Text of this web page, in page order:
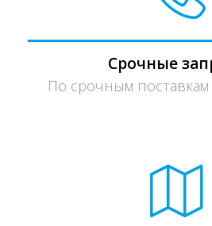
Срочные
По срочным поставкам